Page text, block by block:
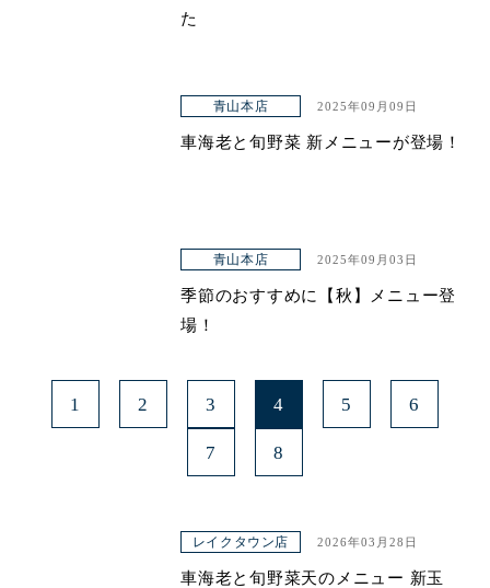
た
青山本店 2025年09月09日
車海老と旬野菜 新メニューが登場！
青山本店 2025年09月03日
季節のおすすめに【秋】メニュー登
場！
1 2 3 4 5 6
7 8
レイクタウン店 2026年03月28日
車海老と旬野菜天のメニュー 新玉